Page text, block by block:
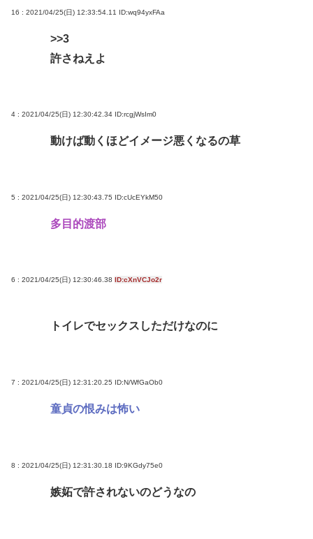
16 : 2021/04/25(日) 12:33:54.11 ID:wq94yxFAa
>>3
許さねえよ
4 : 2021/04/25(日) 12:30:42.34 ID:rcgjWsIm0
動けば動くほどイメージ悪くなるの草
5 : 2021/04/25(日) 12:30:43.75 ID:cUcEYkM50
多目的渡部
6 : 2021/04/25(日) 12:30:46.38 ID:cXnVCJo2r
トイレでセックスしただけなのに
7 : 2021/04/25(日) 12:31:20.25 ID:N/WfGaOb0
童貞の恨みは怖い
8 : 2021/04/25(日) 12:31:30.18 ID:9KGdy75e0
嫉妬で許されないのどうなの